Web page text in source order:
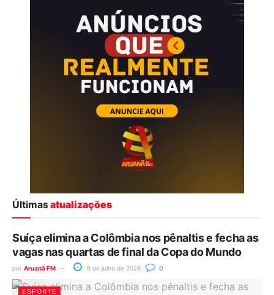
Últimasatualizações
Suíça elimina a Colômbia nos pênaltis e fecha as
vagas nas quartas de final da Copa do Mundo
por Aruanã FM 8 de julho de 2026 0
ESPORTE